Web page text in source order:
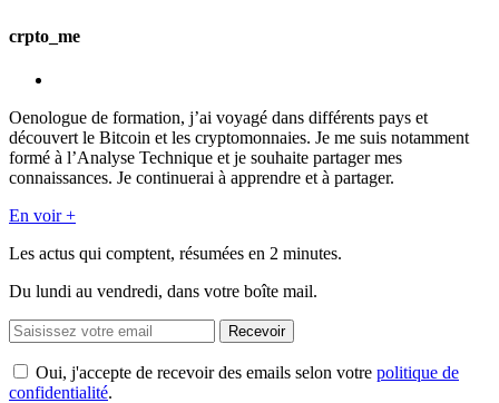
crpto_me
Oenologue de formation, j’ai voyagé dans différents pays et
découvert le Bitcoin et les cryptomonnaies. Je me suis notamment
formé à l’Analyse Technique et je souhaite partager mes
connaissances. Je continuerai à apprendre et à partager.
En voir +
Les actus qui comptent, résumées en 2 minutes.
Du lundi au vendredi, dans votre boîte mail.
Recevoir
Oui, j'accepte de recevoir des emails selon votre politique de
confidentialité.